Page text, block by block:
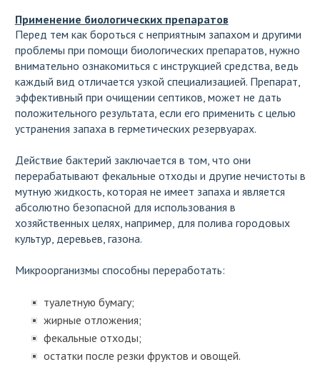
Применение биологических препаратов
Перед тем как бороться с неприятным запахом и другими
проблемы при помощи биологических препаратов, нужно
внимательно ознакомиться с инструкцией средства, ведь
каждый вид отличается узкой специализацией. Препарат,
эффективный при очищении септиков, может не дать
положительного результата, если его применить с целью
устранения запаха в герметических резервуарах.
Действие бактерий заключается в том, что они
перерабатывают фекальные отходы и другие нечистоты в
мутную жидкость, которая не имеет запаха и является
абсолютно безопасной для использования в
хозяйственных целях, например, для полива городовых
культур, деревьев, газона.
Микроорганизмы способны переработать:
туалетную бумагу;
жирные отложения;
фекальные отходы;
остатки после резки фруктов и овощей.